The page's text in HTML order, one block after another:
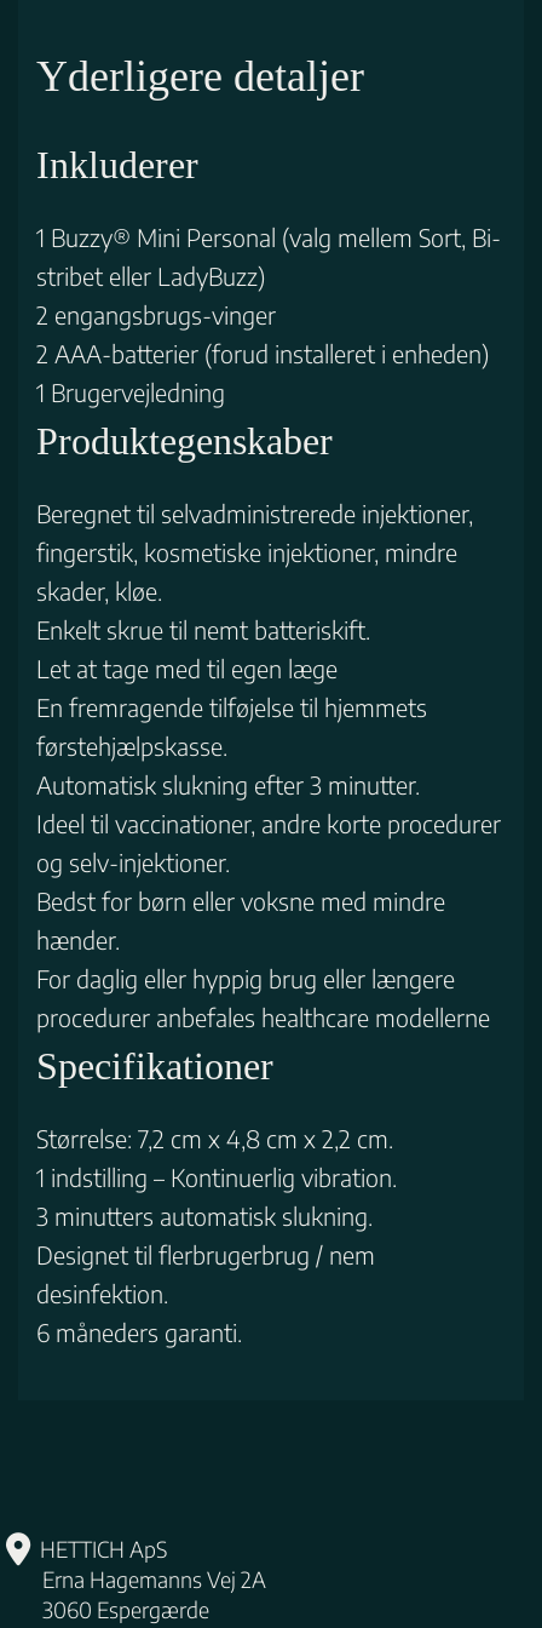
Yderligere detaljer
Inkluderer
1 Buzzy® Mini Personal (valg mellem Sort, Bi-
stribet eller LadyBuzz)
2 engangsbrugs-vinger
2 AAA-batterier (forud installeret i enheden)
1 Brugervejledning
Produktegenskaber
Beregnet til selvadministrerede injektioner,
fingerstik, kosmetiske injektioner, mindre
skader, kløe.
Enkelt skrue til nemt batteriskift.
Let at tage med til egen læge
En fremragende tilføjelse til hjemmets
førstehjælpskasse.
Automatisk slukning efter 3 minutter.
Ideel til vaccinationer, andre korte procedurer
og selv-injektioner.
Bedst for børn eller voksne med mindre
hænder.
For daglig eller hyppig brug eller længere
procedurer anbefales healthcare modellerne
Specifikationer
Størrelse: 7,2 cm x 4,8 cm x 2,2 cm.
1 indstilling – Kontinuerlig vibration.
3 minutters automatisk slukning.
Designet til flerbrugerbrug / nem
desinfektion.
6 måneders garanti.
HETTICH ApS
Erna Hagemanns Vej 2A
3060 Espergærde